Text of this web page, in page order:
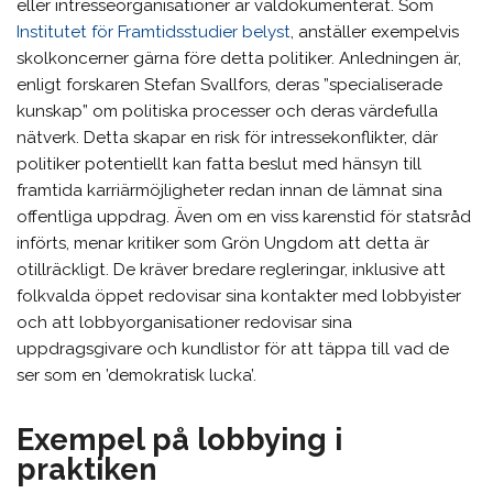
eller intresseorganisationer är väldokumenterat. Som
Institutet för Framtidsstudier belyst, anställer exempelvis
skolkoncerner gärna före detta politiker. Anledningen är,
enligt forskaren Stefan Svallfors, deras ”specialiserade
kunskap” om politiska processer och deras värdefulla
nätverk. Detta skapar en risk för intressekonflikter, där
politiker potentiellt kan fatta beslut med hänsyn till
framtida karriärmöjligheter redan innan de lämnat sina
offentliga uppdrag. Även om en viss karenstid för statsråd
införts, menar kritiker som Grön Ungdom att detta är
otillräckligt. De kräver bredare regleringar, inklusive att
folkvalda öppet redovisar sina kontakter med lobbyister
och att lobbyorganisationer redovisar sina
uppdragsgivare och kundlistor för att täppa till vad de
ser som en ’demokratisk lucka’.
Exempel på lobbying i
praktiken